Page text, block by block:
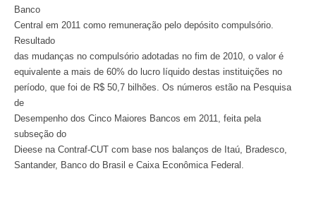
Banco
Central em 2011 como remuneração pelo depósito compulsório.
Resultado
das mudanças no compulsório adotadas no fim de 2010, o valor é
equivalente a mais de 60% do lucro líquido destas instituições no
período, que foi de R$ 50,7 bilhões. Os números estão na Pesquisa
de
Desempenho dos Cinco Maiores Bancos em 2011, feita pela
subseção do
Dieese na Contraf-CUT com base nos balanços de Itaú, Bradesco,
Santander, Banco do Brasil e Caixa Econômica Federal.